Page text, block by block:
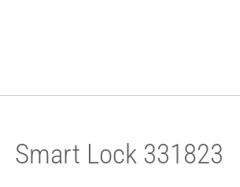
Smart Lock 331823